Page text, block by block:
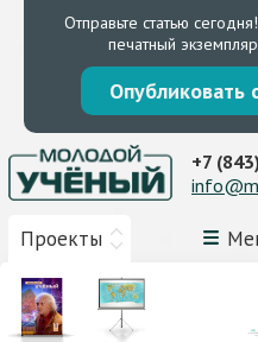
Отправьте статью сегодня!
печатный
Опубликовать
Проекты
+7